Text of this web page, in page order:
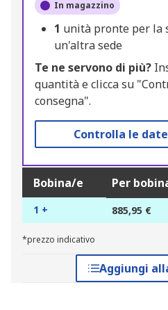
In magazzino
1 unità pronte per la
un'altra sede
Te ne servono di più?
quantità e clicca su
consegna".
Controlla le
Bobina/e Per
1 + 885,95 €
*prezzo indicativo
Aggiungi